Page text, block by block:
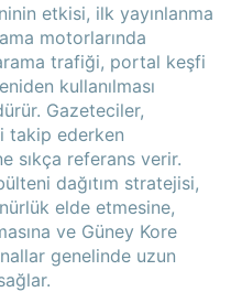
etkisi, ilk yayınlanma
motorlarında
trafiği, portal keşfi
kullanılması
Gazeteciler,
takip ederken
sıkça referans verir.
dağıtım stratejisi,
elde etmesine,
ve Güney Kore
genelinde uzun